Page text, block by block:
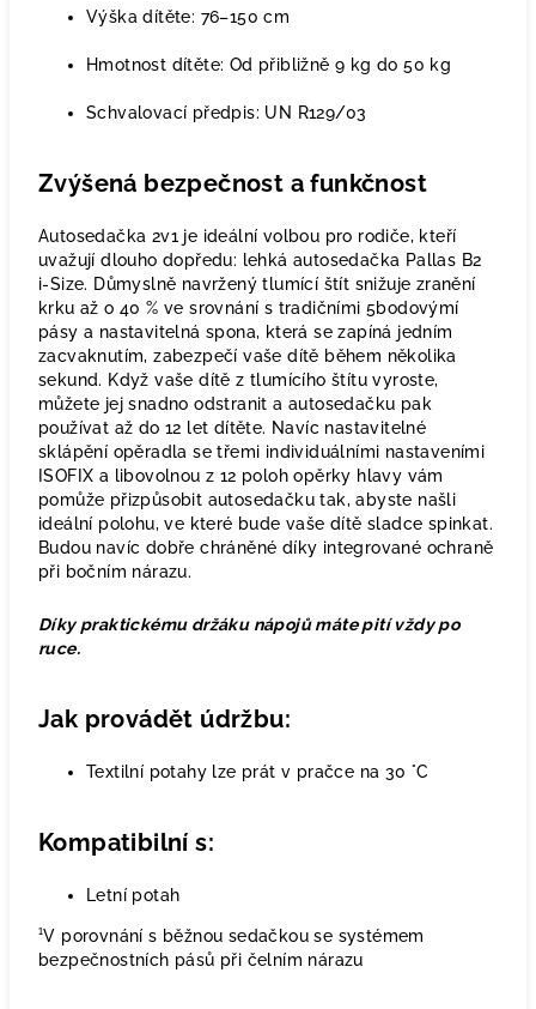
Výška dítěte: 76–150 cm
Hmotnost dítěte: Od přibližně 9 kg do 50 kg
Schvalovací předpis: UN R129/03
Zvýšená bezpečnost a funkčnost
Autosedačka 2v1 je ideální volbou pro rodiče, kteří
uvažují dlouho dopředu: lehká autosedačka Pallas B2
i-Size. Důmyslně navržený tlumící štít snižuje zranění
krku až o 40 % ve srovnání s tradičními 5bodovýmí
pásy a nastavitelná spona, která se zapíná jedním
zacvaknutím, zabezpečí vaše dítě během několika
sekund. Když vaše dítě z tlumícího štítu vyroste,
můžete jej snadno odstranit a autosedačku pak
používat až do 12 let dítěte. Navíc nastavitelné
sklápění opěradla se třemi individuálními nastaveními
ISOFIX a libovolnou z 12 poloh opěrky hlavy vám
pomůže přizpůsobit autosedačku tak, abyste našli
ideální polohu, ve které bude vaše dítě sladce spinkat.
Budou navíc dobře chráněné díky integrované ochraně
při bočním nárazu.
Díky praktickému držáku nápojů máte pití vždy po
ruce.
Jak provádět údržbu:
Textilní potahy lze prát v pračce na 30 °C
Kompatibilní s:
Letní potah
¹V porovnání s běžnou sedačkou se systémem
bezpečnostních pásů při čelním nárazu